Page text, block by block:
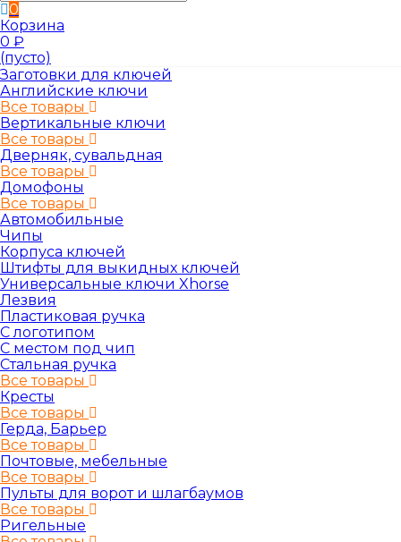
0
Корзина
0 ₽
(пусто)
Заготовки для ключей
Английские ключи
Все товары
Вертикальные ключи
Все товары
Дверняк, сувальдная
Все товары
Домофоны
Все товары
Автомобильные
Чипы
Корпуса ключей
Штифты для выкидных ключей
Универсальные ключи Xhorse
Лезвия
Пластиковая ручка
С логотипом
С местом под чип
Стальная ручка
Все товары
Кресты
Все товары
Герда, Барьер
Все товары
Почтовые, мебельные
Все товары
Пульты для ворот и шлагбаумов
Все товары
Ригельные